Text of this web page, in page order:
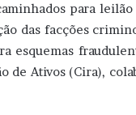
para
das facções
esquemas
Ativos (Cira),